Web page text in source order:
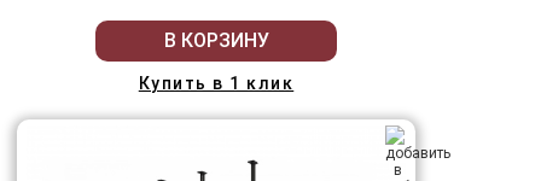
В КОРЗИНУ
Купить в 1 клик